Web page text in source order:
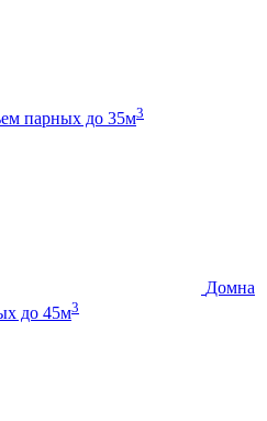
парных до 35м3
Домна
до 45м3